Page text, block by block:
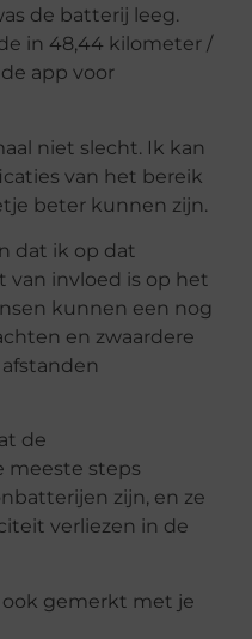
de batterij leeg.
in 48,44 kilometer /
app voor
niet slecht. Ik kan
van het bereik
beter kunnen zijn.
dat ik op dat
van invloed is op het
kunnen een nog
en zwaardere
de
meeste steps
zijn, en ze
verliezen in de
gemerkt met je